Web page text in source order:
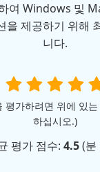
여 Windows 및
을 제공하기 위해
니다.
평가하려면 위에 있
하십시오.)
평가 점수: 4.5(분